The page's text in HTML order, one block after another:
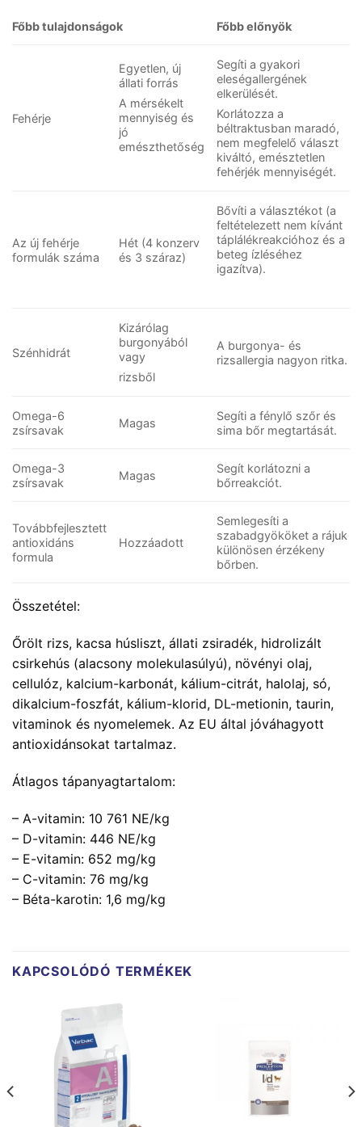
Főbb tulajdonságok Főbb előnyök
Fehérje
Egyetlen, új
állati forrás
A mérsékelt
mennyiség és
jó
emészthetőség
Segíti a gyakori
eleségallergének
elkerülését.
Korlátozza a
béltraktusban maradó,
nem megfelelő választ
kiváltó, emésztetlen
fehérjék mennyiségét.
Az új fehérje
formulák száma
Hét (4 konzerv
és 3 száraz)
Bővíti a választékot (a
feltételezett nem kívánt
táplálékreakcióhoz és a
beteg ízléséhez
igazítva).
Szénhidrát
Kizárólag
burgonyából
vagy
rizsből
A burgonya- és
rizsallergia nagyon ritka.
Omega-6
zsírsavak
Magas
Segíti a fénylő szőr és
sima bőr megtartását.
Omega-3
zsírsavak
Magas
Segít korlátozni a
bőrreakciót.
Továbbfejlesztett
antioxidáns
formula
Hozzáadott
Semlegesíti a
szabadgyököket a rájuk
különösen érzékeny
bőrben.
Összetétel:
Őrölt rizs, kacsa húsliszt, állati zsiradék, hidrolizált
csirkehús (alacsony molekulasúlyú), növényi olaj,
cellulóz, kalcium-karbonát, kálium-citrát, halolaj, só,
dikalcium-foszfát, kálium-klorid, DL-metionin, taurin,
vitaminok és nyomelemek. Az EU által jóváhagyott
antioxidánsokat tartalmaz.
Átlagos tápanyagtartalom:
– A-vitamin: 10 761 NE/kg
– D-vitamin: 446 NE/kg
– E-vitamin: 652 mg/kg
– C-vitamin: 76 mg/kg
– Béta-karotin: 1,6 mg/kg
KAPCSOLÓDÓ TERMÉKEK